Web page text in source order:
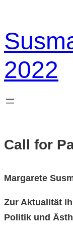
springen
2022
Call for
Margarete
Zur Aktualität
Politik und